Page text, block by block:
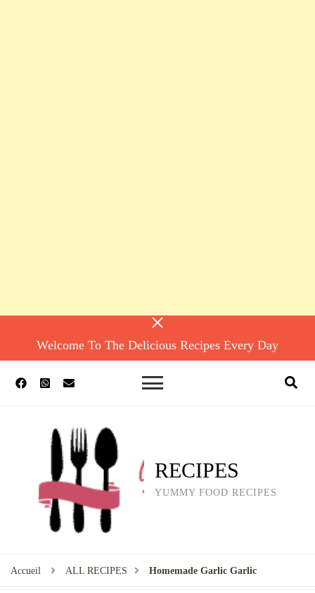
Welcome To The Delicious Recipes Every Day
RECIPES
YUMMY FOOD RECIPES
Accueil ALL RECIPES Homemade Garlic Garlic